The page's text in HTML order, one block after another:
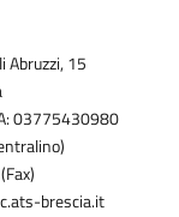
Abruzzi, 15
03775430980
brescia.it